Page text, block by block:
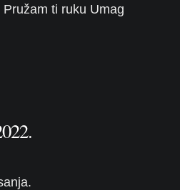
ti ruku Umag